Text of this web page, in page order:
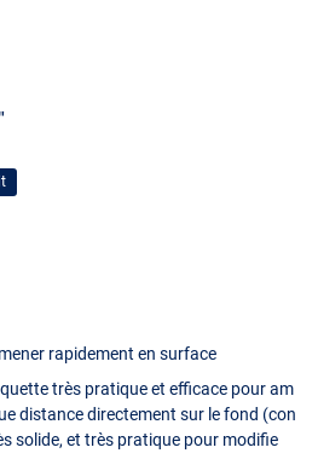
rapidement en surface
très pratique et efficace pour am
distance directement sur le fond (con
solide, et très pratique pour modifie